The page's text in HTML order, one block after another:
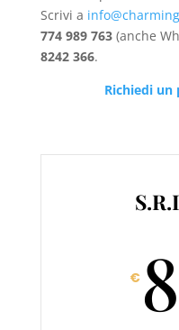
Scrivi a
774 989 763(anche
8242 366.
Richiedi
€